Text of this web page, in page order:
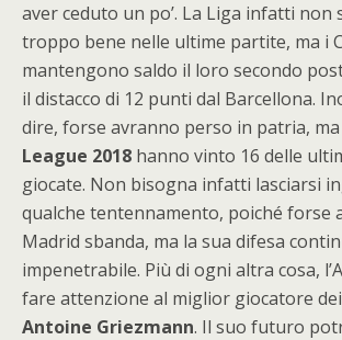
aver ceduto un po’. La Liga infatti non
troppo bene nelle ultime partite, ma i
mantengono saldo il loro secondo
il distacco di 12 punti dal Barcellona.
dire, forse avranno perso in patria,
League 2018 hanno vinto 16 delle
giocate. Non bisogna infatti lasciarsi
qualche tentennamento, poiché forse
Madrid sbanda, ma la sua difesa
impenetrabile. Più di ogni altra cosa,
fare attenzione al miglior giocatore
Antoine Griezmann. Il suo futuro